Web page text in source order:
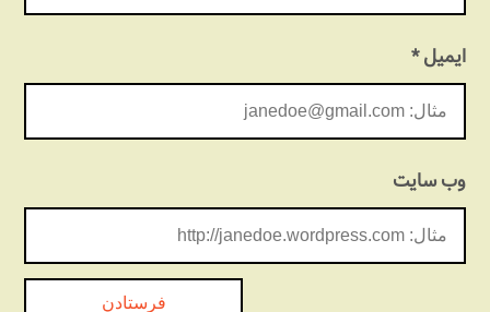
ایمیل*
وب‌ سایت